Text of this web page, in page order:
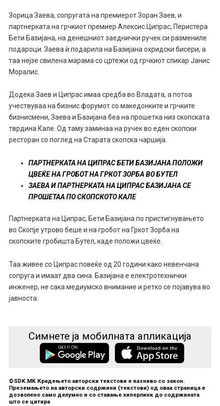
Зорица Заева, сопругата на премиерот Зоран Заев, и
партнерката на грчкиот премиер Алексис Ципрас, Перистера
Бети Базијана, на денешниот заеднички ручек си размениле
подароци. Заева ѝ подарила на Базијана охридски бисери, а
таа нејзе свилена марама со цртежи од грчкиот сликар Јанис
Моралис.
Додека Заев и Ципрас имаа средба во Владата, а потоа
учествуваа на бизнис форумот со македонките и грчките
бизнисмени, Заева и Базијана беа на прошетка низ скопската
тврдина Кале. Од таму заминаа на ручек во еден скопски
ресторан со поглед на Старата скопска чаршија.
ПАРТНЕРКАТА НА ЦИПРАС БЕТИ БАЗИЈАНА ПОЛОЖИ
ЦВЕЌЕ НА ГРОБОТ НА ГРКОТ ЗОРБА ВО БУТЕЛ
ЗАЕВА И ПАРТНЕРКАТА НА ЦИПРАС БАЗИЈАНА СЕ
ПРОШЕТАА ПО СКОПСКОТО КАЛЕ
Партнерката на Ципрас, Бети Базијана по пристигнувањето
во Скопје утрово беше и на гробот на Гркот Зорба на
скопските грoбишта Бутел, каде положи цвеќе.
Таа живее со Ципрас повеќе од 20 години како невенчана
сопруга и имаат два сина. Базијана е електротехнички
инженер, не сака медиумско внимание и ретко се појавува во
јавноста.
Симнете ја мобилната апликација
©SDK.MK Крадењето авторски текстови е казниво со закон.
Преземањето на авторски содржини (текстови) од оваа страница е
дозволено само делумно и со ставање хиперлинк до содржината
што се цитира